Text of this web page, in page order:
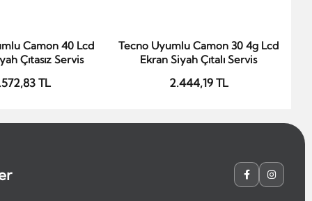
Ekle
Camon 40 Lcd
Çıtasız Servis
TL
Sepete Ekle
Tecno Uyumlu Camon 30 4g Lcd
Ekran Siyah Çıtalı Servis
2.444,19 TL